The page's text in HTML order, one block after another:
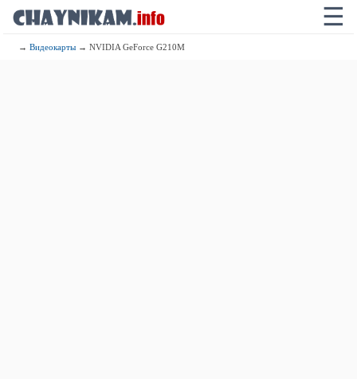
☰
→Видеокарты → NVIDIA GeForce G210M